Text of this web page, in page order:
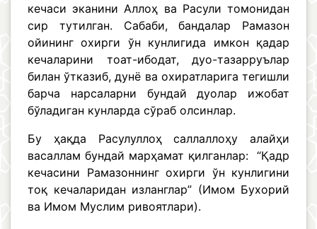
кечаси эканини Аллоҳ ва Расули томонидан
сир тутилган. Сабаби, бандалар Рамазон
ойининг охирги ўн кунлигида имкон қадар
кечаларини тоат-ибодат, дуо-тазарруълар
билан ўтказиб, дунё ва охиратларига тегишли
барча нарсаларни бундай дуолар ижобат
бўладиган кунларда сўраб олсинлар.
Бу ҳақда Расулуллоҳ саллаллоҳу алайҳи
васаллам бундай марҳамат қилганлар: “Қадр
кечасини Рамазоннинг охирги ўн кунлигини
тоқ кечаларидан изланглар” (Имом Бухорий
ва Имом Муслим ривоятлари).